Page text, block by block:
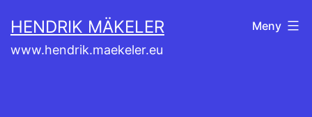
till
innehåll
HENDRIK MÄKELER
www.hendrik.maekeler.eu
Meny